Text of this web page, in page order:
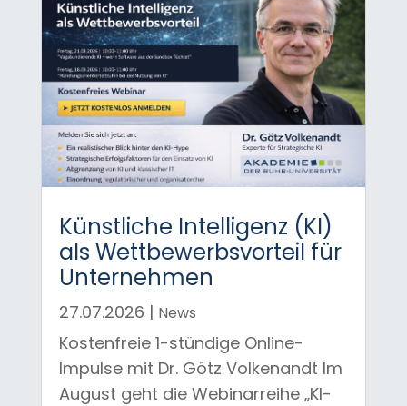
Künstliche Intelligenz (KI)
als Wettbewerbsvorteil für
Unternehmen
27.07.2026 | News
Kostenfreie 1-stündige Online-
Impulse mit Dr. Götz Volkenandt Im
August geht die Webinarreihe „KI-